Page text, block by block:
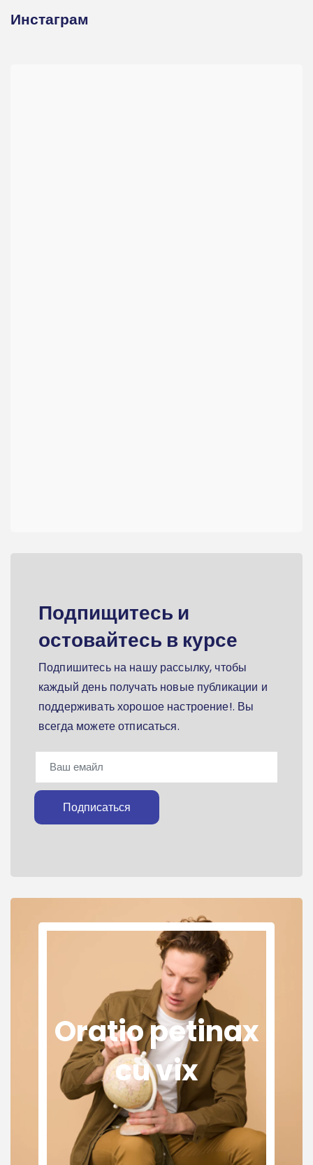
Инстаграм
Подпищитесь и
остовайтесь в курсе
Подпишитесь на нашу рассылку, чтобы
каждый день получать новые публикации и
поддерживать хорошое настроение!. Вы
всегда можете отписаться.
Подписаться
Oratio petinax
cu vix